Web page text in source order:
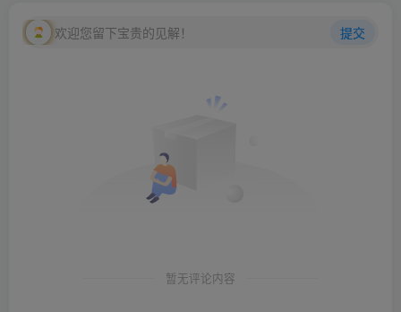
欢迎您留下宝贵的见解！ 提交
暂无评论内容